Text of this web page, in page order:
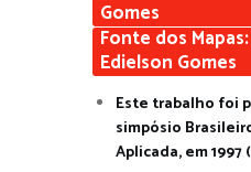
Gomes
Fonte dos
Edielson Gomes
Este trabalho foi
simpósio
Aplicada, em 1997